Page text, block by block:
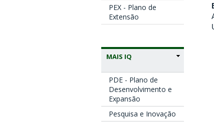
PEX - Plano de
Extensão
MAIS IQ
PDE - Plano de
Desenvolvimento e
Expansão
Pesquisa e Inovação